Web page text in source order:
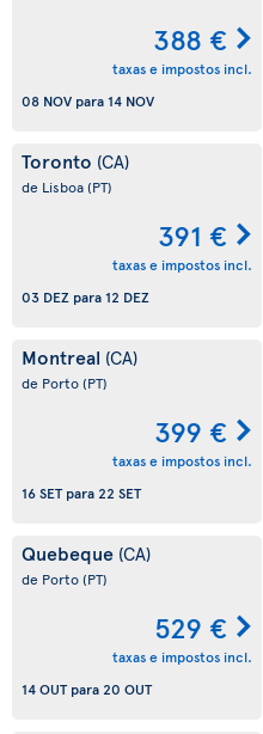
388 €
taxas e impostos incl.
08 NOV para 14 NOV
Toronto (CA)
de Lisboa(PT)
391 €
taxas e impostos incl.
03 DEZ para 12 DEZ
Montreal (CA)
de Porto(PT)
399 €
taxas e impostos incl.
16 SETpara22 SET
Quebeque (CA)
de Porto(PT)
529 €
taxas e impostos incl.
14 OUTpara20 OUT